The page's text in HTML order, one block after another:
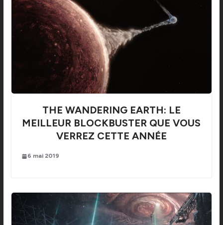
THE WANDERING EARTH: LE
MEILLEUR BLOCKBUSTER QUE VOUS
VERREZ CETTE ANNÉE
6 mai 2019